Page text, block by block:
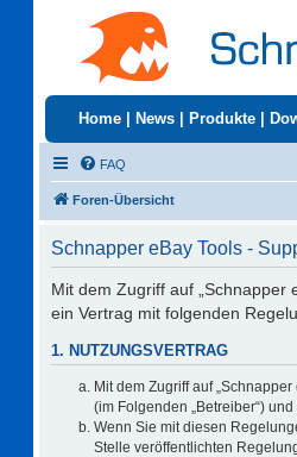
Home News Produkte
FAQ
Foren-Übersicht
Schnapper eBay Tools -
Mit dem Zugriff auf „Schnapper
ein Vertrag mit folgenden
1. NUTZUNGSVERTRAG
Mit dem Zugriff auf
(im Folgenden „Betreiber“)
Wenn Sie mit diesen
Stelle veröffentlichten